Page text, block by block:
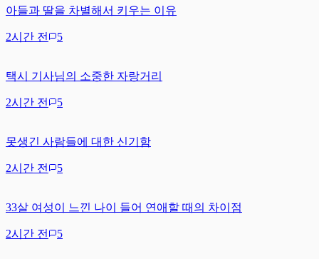
아들과 딸을 차별해서 키우는 이유
2시간 전 5
택시 기사님의 소중한 자랑거리
2시간 전 5
못생긴 사람들에 대한 신기함
2시간 전 5
33살 여성이 느낀 나이 들어 연애할 때의 차이점
2시간 전 5